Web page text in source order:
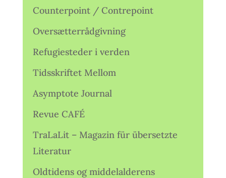
Counterpoint / Contrepoint
Oversætterrådgivning
Refugiesteder i verden
Tidsskriftet Mellom
Asymptote Journal
Revue CAFÉ
TraLaLit – Magazin für übersetzte
Literatur
Oldtidens og middelalderens